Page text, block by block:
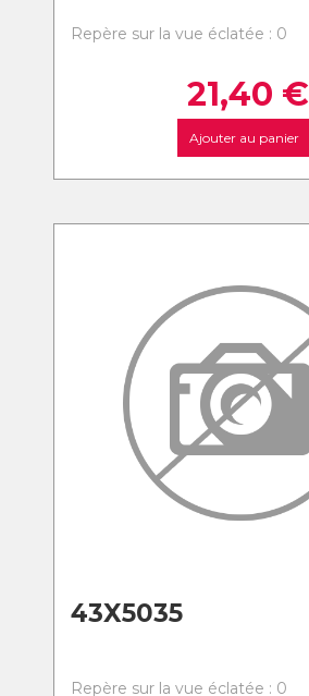
Repère sur la vue éclatée : 0
21,40 €
Ajouter au panier
43X5035
Repère sur la vue éclatée : 0